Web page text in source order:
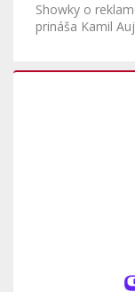
Showky o
prináša Kamil